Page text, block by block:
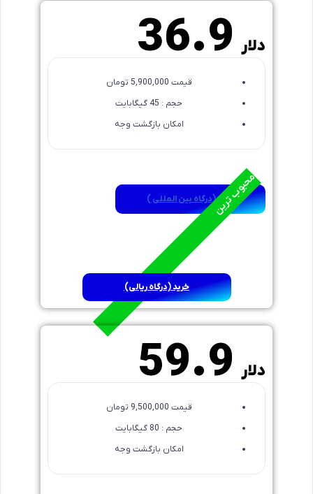
دلار 36.9
قیمت 5,900,000 تومان
حجم : 45 گیگابایت
امکان بازگشت وجه
خرید (درگاه بین المللی )محبوب ترین
خرید (درگاه ریالی)
دلار 59.9
قیمت 9,500,000 تومان
حجم : 80 گیگابایت
امکان بازگشت وجه